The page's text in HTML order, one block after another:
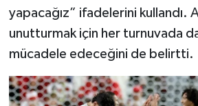
yapacağız” ifadelerini kullandı.
unutturmak için her turnuvada
mücadele edeceğini de belirtti.